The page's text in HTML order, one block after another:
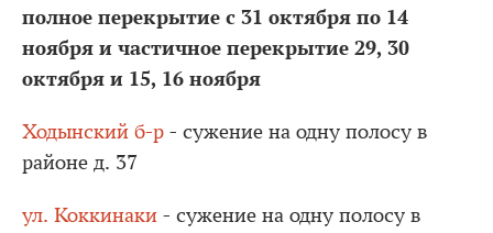
полное перекрытие с 31 октября по 14
ноября и частичное перекрытие 29, 30
октября и 15, 16 ноября
Ходынский б-р - сужение на одну полосу в
районе д. 37
ул. Коккинаки - сужение на одну полосу в